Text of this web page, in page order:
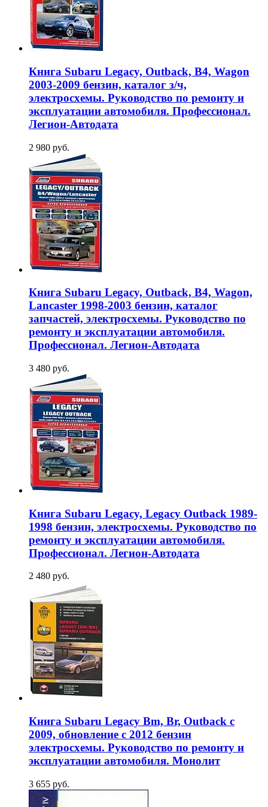
Книга Subaru Legacy, Outback, B4, Wagon
2003-2009 бензин, каталог з/ч,
электросхемы. Руководство по ремонту и
эксплуатации автомобиля. Профессионал.
Легион-Aвтодата
2 980 руб.
Книга Subaru Legacy, Outback, B4, Wagon,
Lancaster 1998-2003 бензин, каталог
запчастей, электросхемы. Руководство по
ремонту и эксплуатации автомобиля.
Профессионал. Легион-Aвтодата
3 480 руб.
Книга Subaru Legacy, Legacy Outback 1989-
1998 бензин, электросхемы. Руководство по
ремонту и эксплуатации автомобиля.
Профессионал. Легион-Aвтодата
2 480 руб.
Книга Subaru Legacy Bm, Br, Outback с
2009, обновление с 2012 бензин
электросхемы. Руководство по ремонту и
эксплуатации автомобиля. Монолит
3 655 руб.